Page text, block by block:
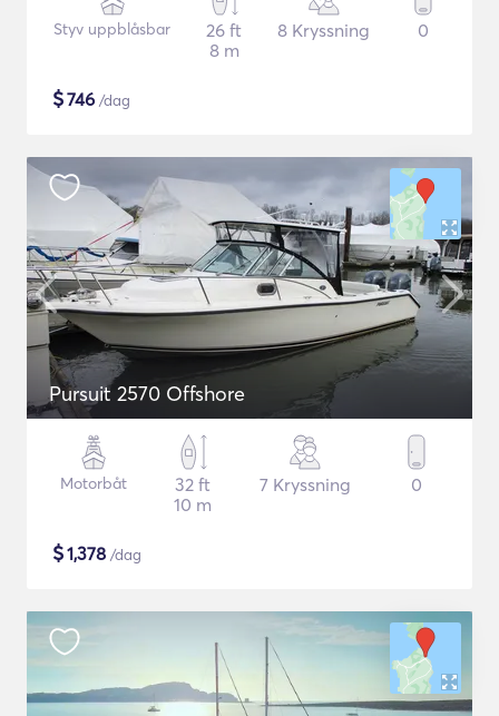
Styv uppblåsbar
26 ft
8 m
8 Kryssning 0
$746 /dag
Pursuit 2570 Offshore
Motorbåt
32 ft
10 m
7 Kryssning 0
$1,378 /dag